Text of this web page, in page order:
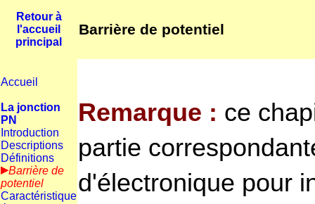
Retour à
l'accueil
principal
Barrière de potentiel
Accueil
La jonction
PN
Introduction
Descriptions
Définitions
Barrière de
potentiel
Caractéristique
Remarque : ce
partie
d'électronique pour